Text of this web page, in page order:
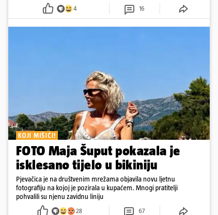
4 16
KOJI MIŠIĆI!
FOTO Maja Šuput pokazala je
isklesano tijelo u bikiniju
Pjevačica je na društvenim mrežama objavila novu ljetnu
fotografiju na kojoj je pozirala u kupaćem. Mnogi pratitelji
pohvalili su njenu zavidnu liniju
28 67